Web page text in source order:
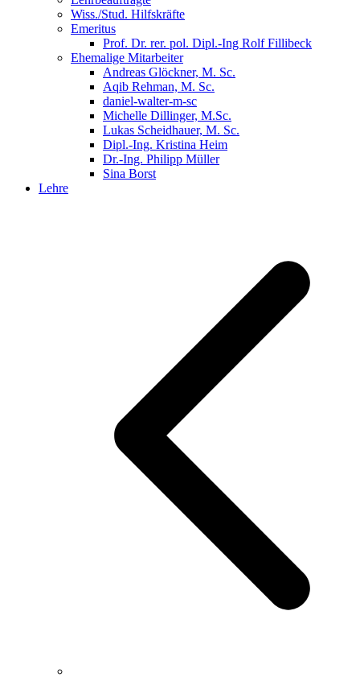
Wiss./Stud. Hilfskräfte
Emeritus
Prof. Dr. rer. pol. Dipl.-Ing Rolf Fillibeck
Ehemalige Mitarbeiter
Andreas Glöckner, M. Sc.
Aqib Rehman, M. Sc.
daniel-walter-m-sc
Michelle Dillinger, M.Sc.
Lukas Scheidhauer, M. Sc.
Dipl.-Ing. Kristina Heim
Dr.-Ing. Philipp Müller
Sina Borst
Lehre